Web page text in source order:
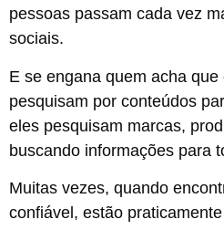
pessoas passam cada vez
sociais.
E se engana quem acha
pesquisam por conteúdos
eles pesquisam marcas,
buscando informações para
Muitas vezes, quando
confiável, estão